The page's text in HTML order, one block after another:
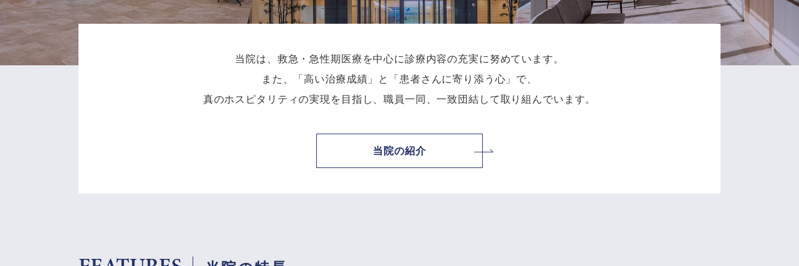
当院は、救急・急性期医療を中心に診療内容の充実に努めています。
また、「高い治療成績」と「患者さんに寄り添う心」で、
真のホスピタリティの実現を目指し、職員一同、一致団結して取り組んでいます。
当院の紹介